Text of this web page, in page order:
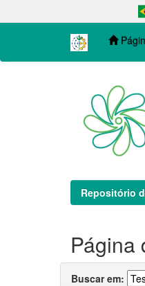
navigation
Repositório
Página
Buscar em: